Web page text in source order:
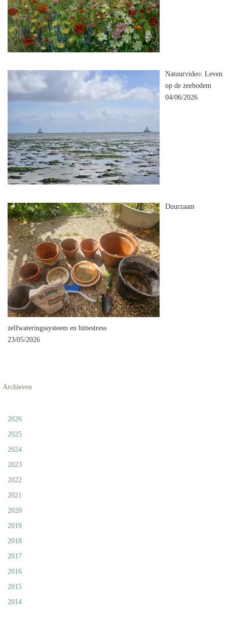
Natuurvideo: Leven
op de zeebodem
04/06/2026
Duurzaam
zelfwateringssysteem en hittestress
23/05/2026
Archieven
2026
2025
2024
2023
2022
2021
2020
2019
2018
2017
2016
2015
2014